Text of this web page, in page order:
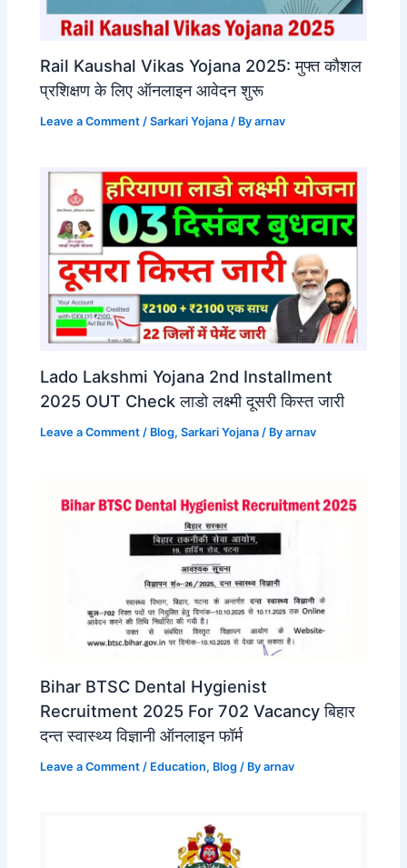
Rail Kaushal Vikas Yojana 2025: मुफ्त कौशल
प्रशिक्षण के लिए ऑनलाइन आवेदन शुरू
Leave a Comment /Sarkari Yojana / Byarnav
Lado Lakshmi Yojana 2nd Installment
2025 OUT Check लाडो लक्ष्मी दूसरी किस्त जारी
Leave a Comment / Blog,Sarkari Yojana / Byarnav
Bihar BTSC Dental Hygienist
Recruitment 2025 For 702 Vacancy बिहार
दन्त स्वास्थ्य विज्ञानी ऑनलाइन फॉर्म
Leave a Comment / Education, Blog / Byarnav